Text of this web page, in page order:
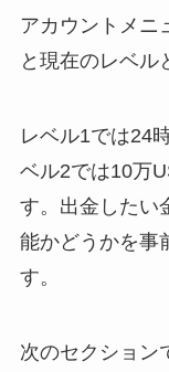
アカウントメニ
と現在のレベル
レベル1では24
ベル2では10万
す。出金したい
能かどうかを事
す。
次のセクション